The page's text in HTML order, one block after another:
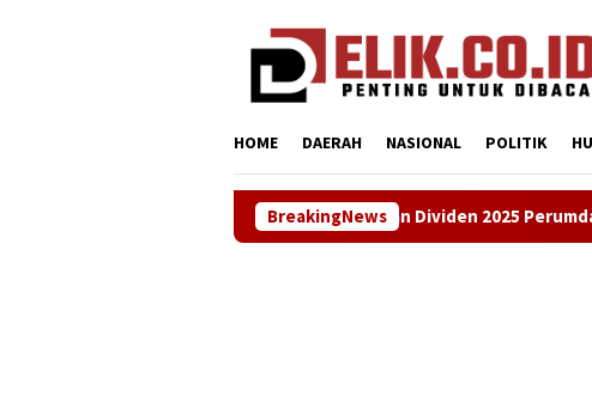
HOME DAERAH NASIONAL POLITIK
BreakingNews
Kenaikan Dividen 2025 Perumdam Tirta Tarum, Naik Rp3